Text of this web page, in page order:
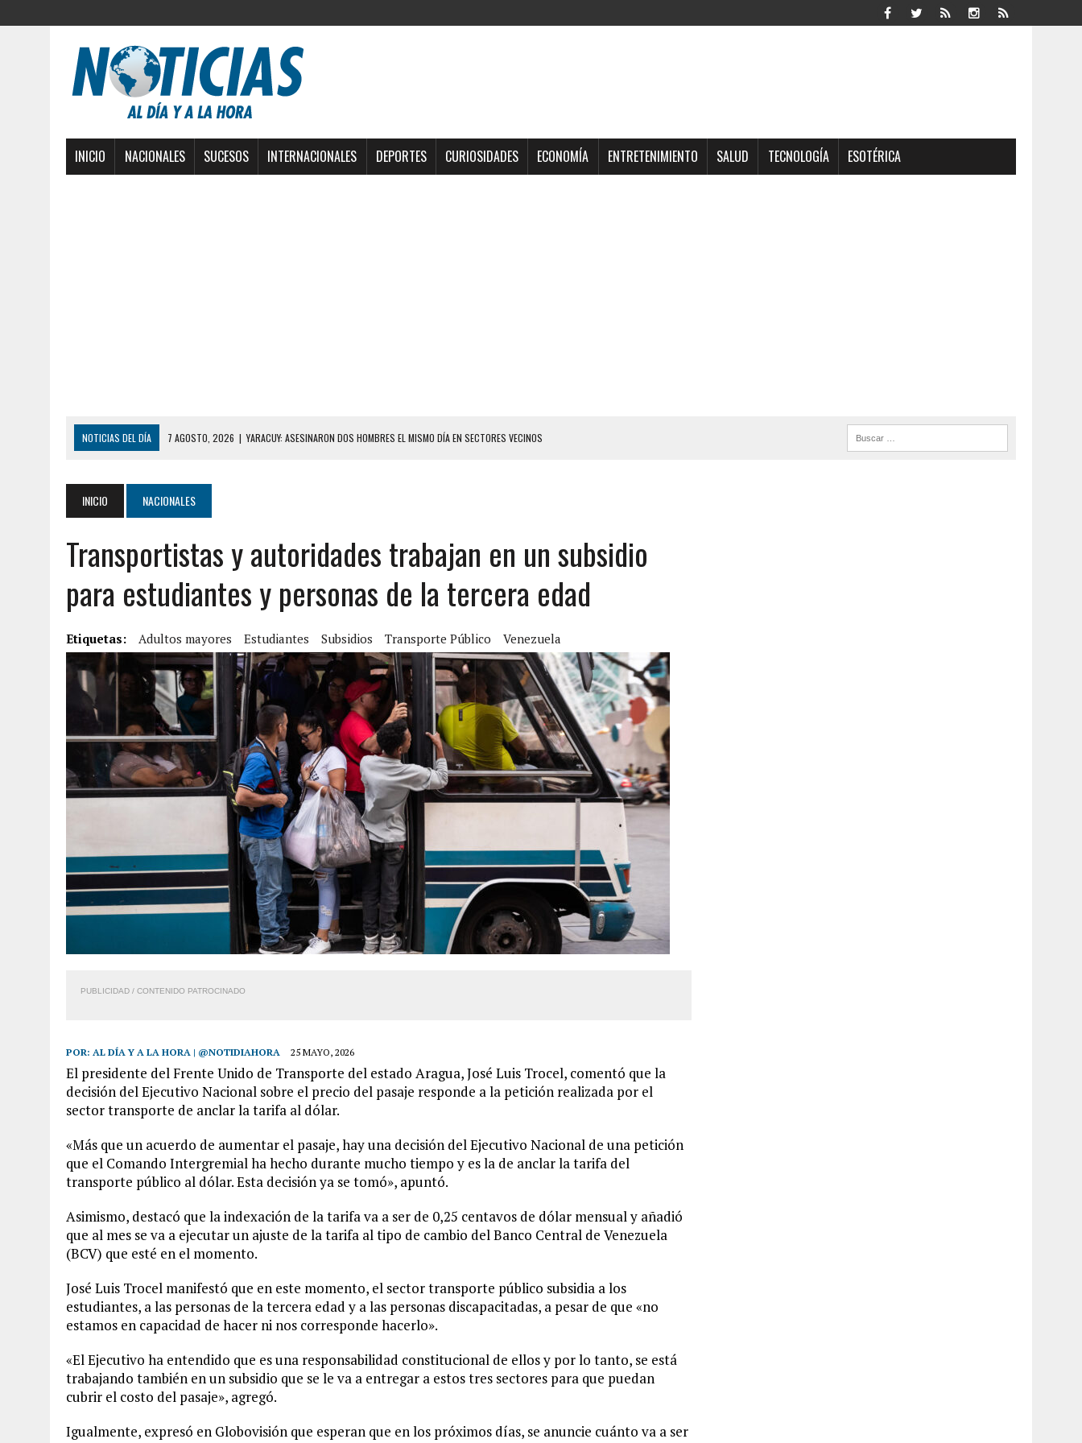
INICIO NACIONALES SUCESOS INTERNACIONALES DEPORTES CURIOSIDADES ECONOMÍA ENTRETENIMIENTO SALUD TECNOLOGÍA ESOTÉRICA
NOTICIAS DEL DÍA 7 AGOSTO, 2026 | YARACUY: ASESINARON DOS HOMBRES EL MISMO DÍA EN SECTORES VECINOS
6 AGOSTO, 2026 | BARINAS: ADOLESCENTE SE QUITÓ LA VIDA TRAS SER ACOSADA Y ABUSADA POR LA PAREJA DE SU ABUELA
CONMOCIÓN EN COLORADO POR ASESINATO DE UNA ADOLESCENTE VENEZOLANA EN REUNIÓN CON AMIGOS
5 AGOSTO, 2026 |
PRESUNTO BROTE PSICÓTICO POR FALTA DE TRATAMIENTO DESENCADENÓ TRAGEDIA FAMILIAR
5 AGOSTO, 2026
HORROR EN BARINAS: UN HOMBRE INDUJO AL SUICIDIO A UNA ADOLESCENTE DE 13 AÑOS TRAS ABUSAR DE ELLA
7 AGOSTO, 2026 | FUGA DE GAS GENERÓ EXPLOSIÓN EN LOCAL COMERCIAL DE CHACAO
7 AGOSTO, 2026 | HOMBRE ASESINÓ A SU TÍA CON UN PUÑAL Y DEJÓ HERIDAS A SU PRIMA Y A OTRO FAMILIAR EN BOLÍVAR
INICIO NACIONALES
Transportistas y autoridades trabajan en un subsidio
para estudiantes y personas de la tercera edad
Etiquetas: Adultos mayores Estudiantes Subsidios Transporte Público Venezuela
PUBLICIDAD / CONTENIDO PATROCINADO
POR: AL DÍA Y A LA HORA | @NOTIDIAHORA 25 MAYO, 2026
El presidente del Frente Unido de Transporte del estado Aragua, José Luis Trocel, comentó que la
decisión del Ejecutivo Nacional sobre el precio del pasaje responde a la petición realizada por el
sector transporte de anclar la tarifa al dólar.
«Más que un acuerdo de aumentar el pasaje, hay una decisión del Ejecutivo Nacional de una petición
que el Comando Intergremial ha hecho durante mucho tiempo y es la de anclar la tarifa del
transporte público al dólar. Esta decisión ya se tomó», apuntó.
Asimismo, destacó que la indexación de la tarifa va a ser de 0,25 centavos de dólar mensual y añadió
que al mes se va a ejecutar un ajuste de la tarifa al tipo de cambio del Banco Central de Venezuela
(BCV) que esté en el momento.
José Luis Trocel manifestó que en este momento, el sector transporte público subsidia a los
estudiantes, a las personas de la tercera edad y a las personas discapacitadas, a pesar de que «no
estamos en capacidad de hacer ni nos corresponde hacerlo».
«El Ejecutivo ha entendido que es una responsabilidad constitucional de ellos y por lo tanto, se está
trabajando también en un subsidio que se le va a entregar a estos tres sectores para que puedan
cubrir el costo del pasaje», agregó.
Igualmente, expresó en Globovisión que esperan que en los próximos días, se anuncie cuánto va a ser